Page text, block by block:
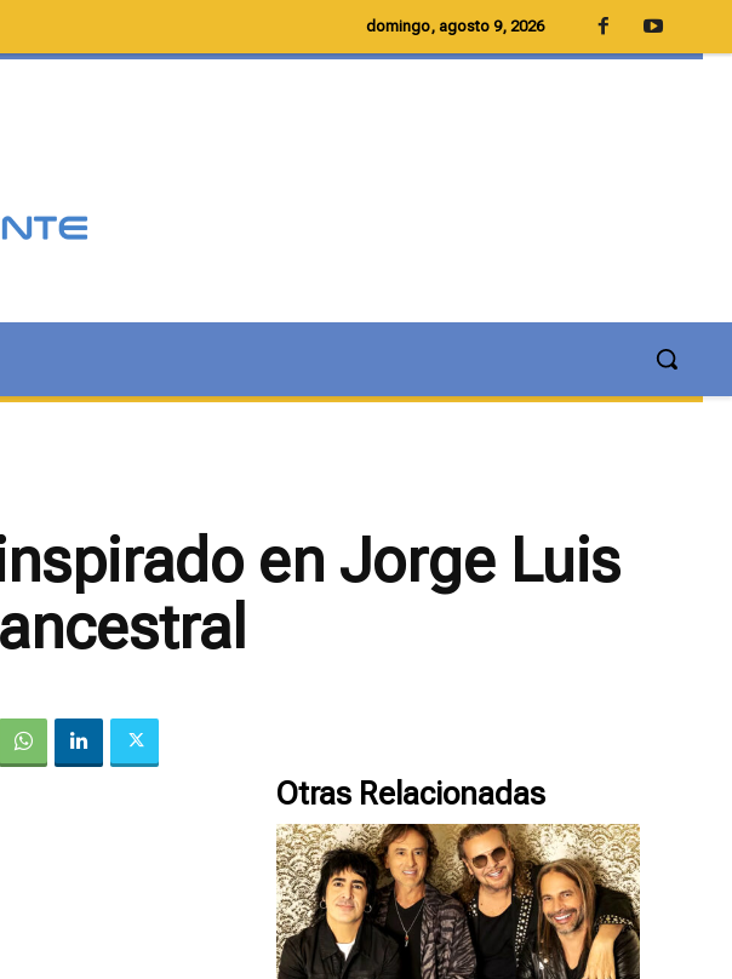
domingo, agosto 9, 2026
en Jorge Luis
Otras Relacionadas